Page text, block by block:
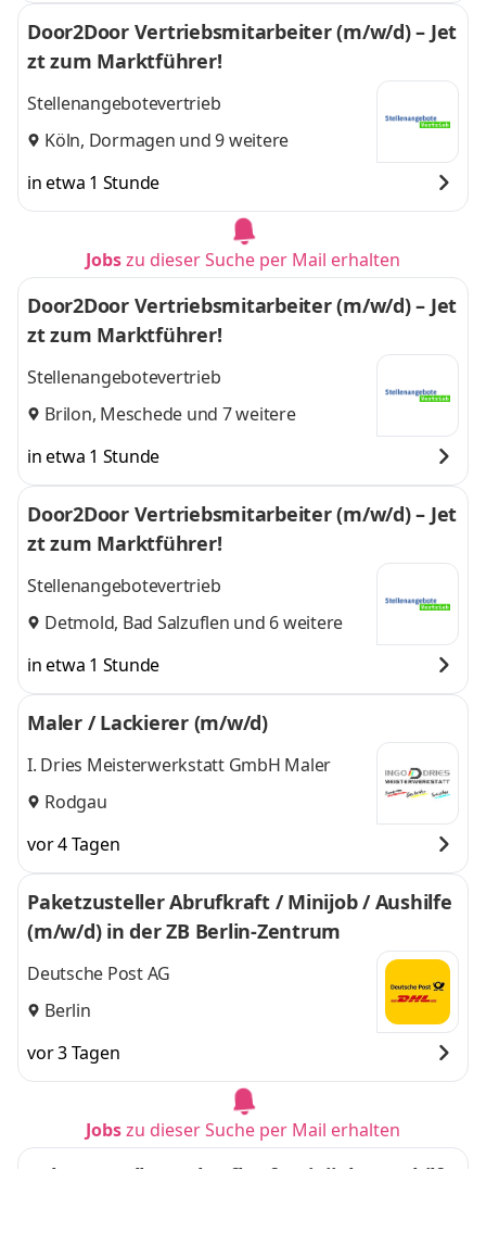
Door2Door Vertriebsmitarbeiter (m/w/d) – Jet
zt zum Marktführer!
Stellenangebotevertrieb
Köln, Dormagen und 9 weitere
in etwa 1 Stunde
Jobszu dieser Suche per Mail erhalten
Door2Door Vertriebsmitarbeiter (m/w/d) – Jet
zt zum Marktführer!
Stellenangebotevertrieb
Brilon, Meschede und 7 weitere
in etwa 1 Stunde
Door2Door Vertriebsmitarbeiter (m/w/d) – Jet
zt zum Marktführer!
Stellenangebotevertrieb
Detmold, Bad Salzuflen und 6 weitere
in etwa 1 Stunde
Maler / Lackierer (m/w/d)
I. Dries Meisterwerkstatt GmbH Maler
Rodgau
vor 4 Tagen
Paketzusteller Abrufkraft / Minijob / Aushilfe
(m/w/d) in der ZB Berlin-Zentrum
Deutsche Post AG
Berlin
vor 3 Tagen
Jobszu dieser Suche per Mail erhalten
Paketzusteller – Abrufkraft Minijob / Aushilfe